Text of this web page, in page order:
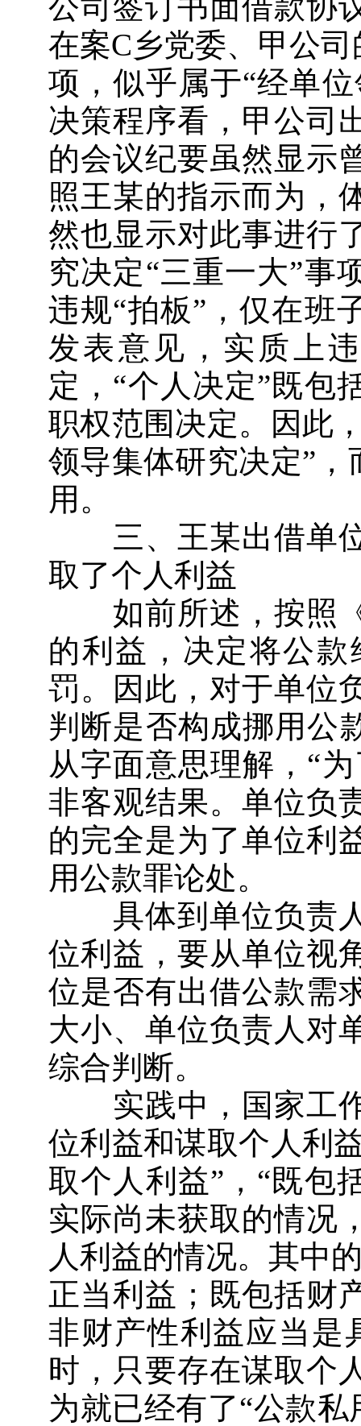
在案C乡党委、甲公
项，似乎属于“经单
决策程序看，甲公司
的会议纪要虽然显示
照王某的指示而为，
然也显示对此事进行
究决定“三重一大”事
违规“拍板”，仅在班
发表意见，实质上
定，“个人决定”既包
职权范围决定。因此
领导集体研究决定”
用。
三、王某出借单位
取了个人利益
如前所述，按照《
的利益，决定将公
罚。因此，对于单位
判断是否构成挪用公
从字面意思理解，“
非客观结果。单位负
的完全是为了单位利
用公款罪论处。
具体到单位负责人
位利益，要从单位视
位是否有出借公款需
大小、单位负责人对
综合判断。
实践中，国家工作
位利益和谋取个人利
取个人利益”，“既包
实际尚未获取的情况
人利益的情况。其中
正当利益；既包括财
非财产性利益应当是
时，只要存在谋取个
为就已经有了“公款